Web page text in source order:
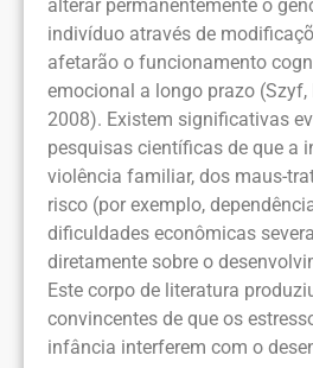
alterar permanentemente o
indivíduo através de
afetarão o funcionamento
emocional a longo prazo (Szyf,
2008). Existem significativas
pesquisas científicas de que a
violência familiar, dos maus-
risco (por exemplo,
dificuldades econômicas
diretamente sobre o
Este corpo de literatura
convincentes de que os
infância interferem com o